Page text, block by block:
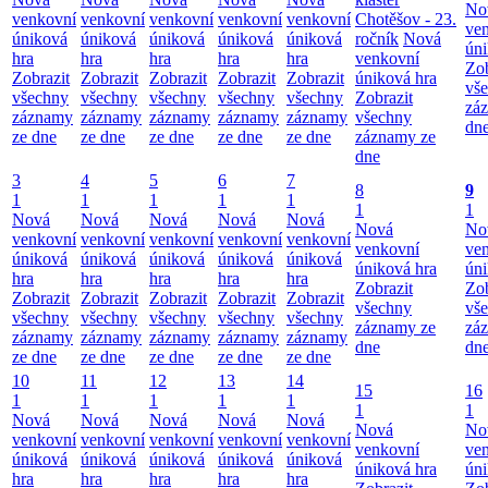
venkovní
úniková
hra
Zobrazit
všechny
záznamy
ze dne
venkovní
úniková
hra
Zobrazit
všechny
záznamy
ze dne
venkovní
úniková
hra
Zobrazit
všechny
záznamy
ze dne
venkovní
úniková
hra
Zobrazit
všechny
záznamy
ze dne
venkovní
úniková
hra
Zobrazit
všechny
záznamy
ze dne
Chotěšov - 23.
ročník Nová
venkovní
úniková hra
Zobrazit
všechny
záznamy ze
dne
3
1
Nová
venkovní
úniková
hra
Zobrazit
všechny
záznamy
ze dne
4
1
Nová
venkovní
úniková
hra
Zobrazit
všechny
záznamy
ze dne
5
1
Nová
venkovní
úniková
hra
Zobrazit
všechny
záznamy
ze dne
6
1
Nová
venkovní
úniková
hra
Zobrazit
všechny
záznamy
ze dne
7
1
Nová
venkovní
úniková
hra
Zobrazit
všechny
záznamy
ze dne
8
1
Nová
venkovní
úniková hra
Zobrazit
všechny
záznamy ze
dne
9
1
10
1
Nová
venkovní
úniková
hra
11
1
Nová
venkovní
úniková
hra
12
1
Nová
venkovní
úniková
hra
13
1
Nová
venkovní
úniková
hra
14
1
Nová
venkovní
úniková
hra
15
1
Nová
venkovní
úniková hra
16
1